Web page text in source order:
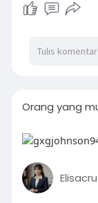
Orang yang